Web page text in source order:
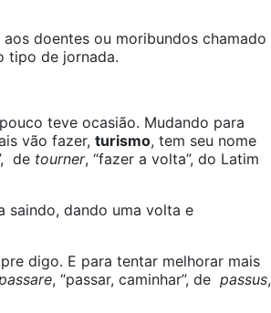
doentes ou moribundos chamado
tipo de jornada.
teve ocasião. Mudando para
vão fazer, turismo, tem seu nome
de tourner, “fazer a volta”, do Latim
saindo, dando uma volta e
digo. E para tentar melhorar mais
, “passar, caminhar”, de passus,